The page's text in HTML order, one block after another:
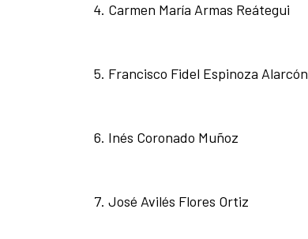
Carmen María Armas Reátegui
Francisco Fidel Espinoza Alarcón
Inés Coronado Muñoz
José Avilés Flores Ortiz